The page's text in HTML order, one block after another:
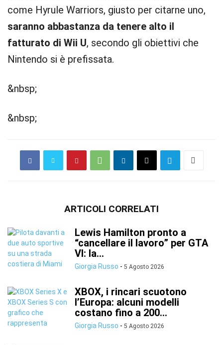
come Hyrule Warriors, giusto per citarne uno,
saranno abbastanza da tenere alto il
fatturato di Wii U, secondo gli obiettivi che
Nintendo si è prefissata.
&nbsp;
&nbsp;
ARTICOLI CORRELATI
Lewis Hamilton pronto a
“cancellare il lavoro” per GTA
VI: la...
Giorgia Russo - 5 Agosto 2026
XBOX, i rincari scuotono
l’Europa: alcuni modelli
costano fino a 200...
Giorgia Russo - 5 Agosto 2026